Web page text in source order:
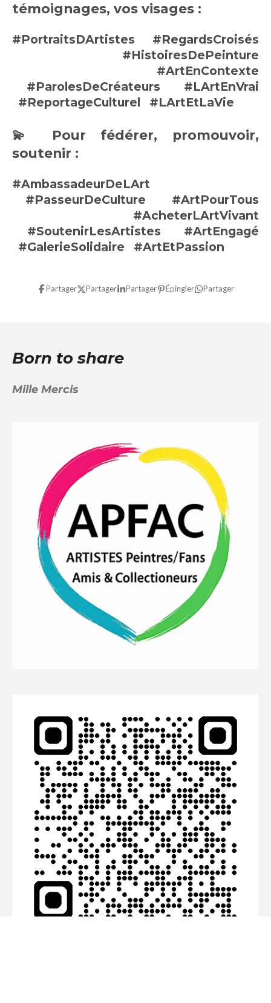
témoignages, vos visages :
#PortraitsDArtistes
#RegardsCroisés
#HistoiresDePeinture
#ArtEnContexte
#ParolesDeCréateurs
#LArtEnVrai
#ReportageCulturel
#LArtEtLaVie
💫
Pour fédérer, promouvoir,
soutenir :
#AmbassadeurDeLArt
#PasseurDeCulture
#ArtPourTous
#AcheterLArtVivant
#SoutenirLesArtistes
#ArtEngagé
#GalerieSolidaire
#ArtEtPassion
Partager Partager Partager Épingler Partager
Born to share
Mille Mercis